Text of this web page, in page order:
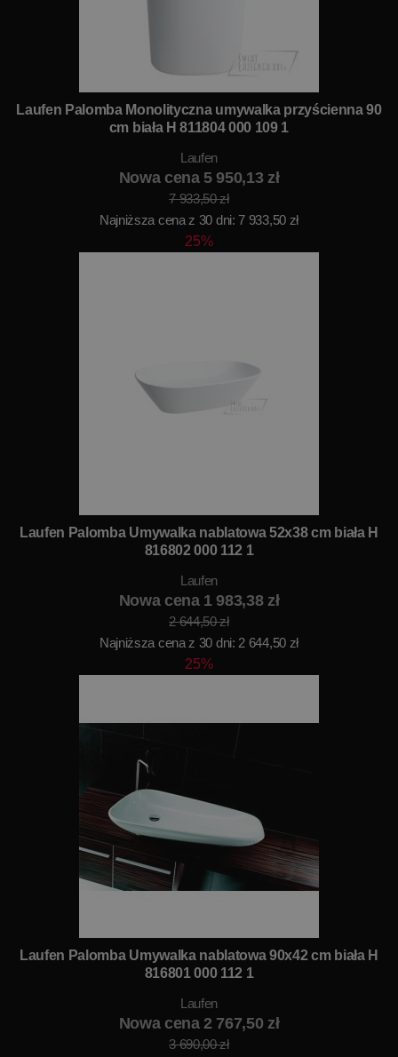
Laufen Palomba Monolityczna umywalka przyścienna 90
cm biała H 811804 000 109 1
Laufen
Nowa cena 5 950,13 zł
7 933,50 zł
Najniższa cena z 30 dni: 7 933,50 zł
25%
Laufen Palomba Umywalka nablatowa 52x38 cm biała H
816802 000 112 1
Laufen
Nowa cena 1 983,38 zł
2 644,50 zł
Najniższa cena z 30 dni: 2 644,50 zł
25%
Laufen Palomba Umywalka nablatowa 90x42 cm biała H
816801 000 112 1
Laufen
Nowa cena 2 767,50 zł
3 690,00 zł